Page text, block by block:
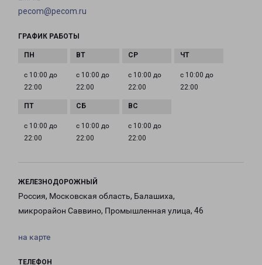
pecom@pecom.ru
ГРАФИК РАБОТЫ
с 10:00 до
22:00
с 10:00 до
22:00
с 10:00 до
22:00
с 10:00 до
22:00
с 10:00 до
22:00
с 10:00 до
22:00
с 10:00 до
22:00
ЖЕЛЕЗНОДОРОЖНЫЙ
Россия, Московская область, Балашиха,
микрорайон Саввино, Промышленная улица, 46
на карте
ТЕЛЕФОН